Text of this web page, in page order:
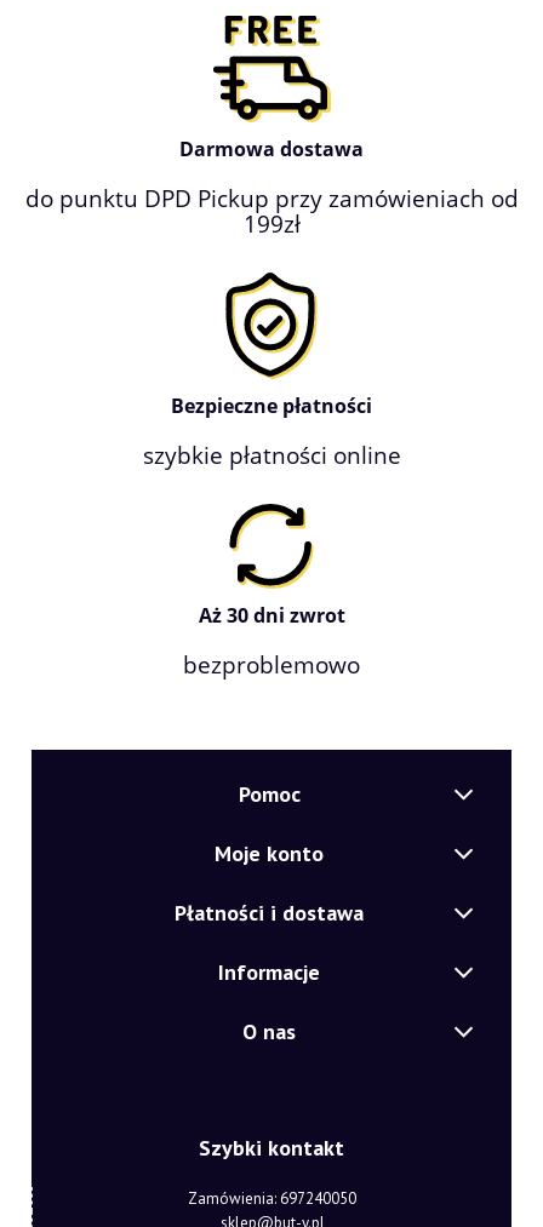
Darmowa dostawa
do punktu DPD Pickup przy zamówieniach od
199zł
Bezpieczne płatności
szybkie płatności online
Aż 30 dni zwrot
bezproblemowo
Pomoc
Moje konto
Płatności i dostawa
Informacje
O nas
Szybki kontakt
Zamówienia: 697240050
sklep@but-y.pl